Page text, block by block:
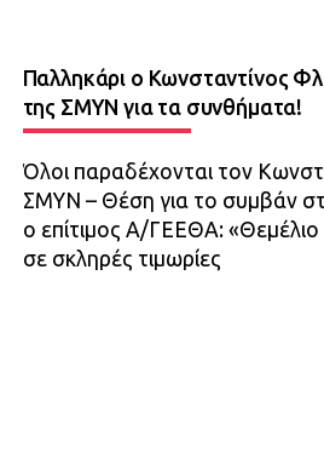
Παλληκάρι ο Κωνσταντίνος
της ΣΜΥΝ για τα συνθήματα!
Όλοι παραδέχονται τον
ΣΜΥΝ – Θέση για το συμβάν
ο επίτιμος Α/ΓΕΕΘΑ: «Θεμέλιο
σε σκληρές τιμωρίες